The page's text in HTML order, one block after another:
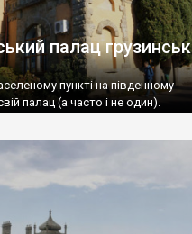
палац
пункті на південному
палац (а часто і не один).